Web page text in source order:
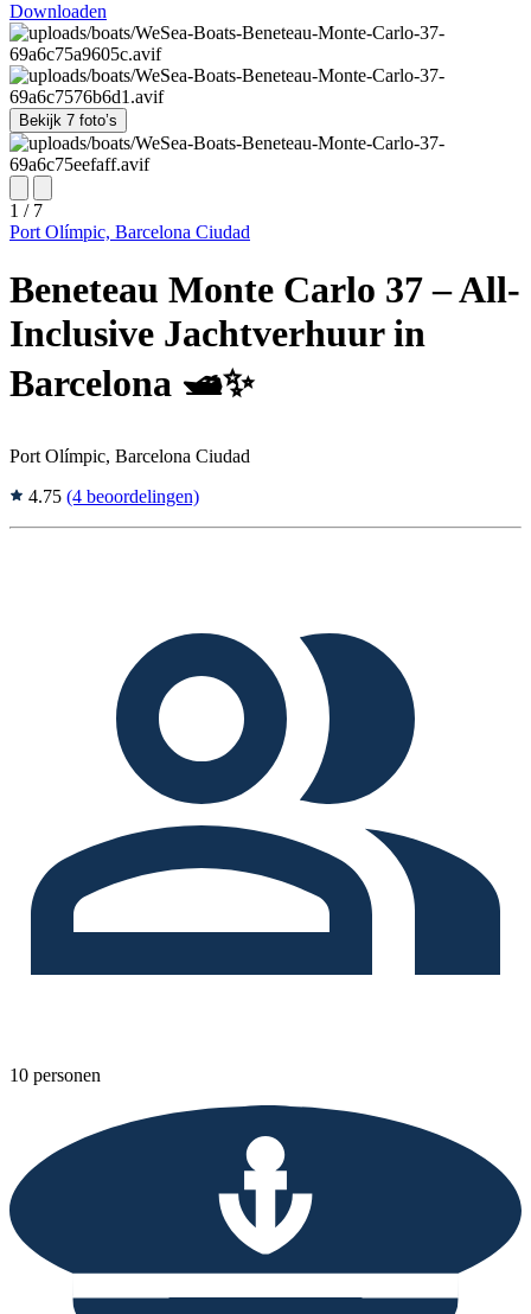
Downloaden
Bekijk 7 foto’s
1 / 7
Port Olímpic, Barcelona Ciudad
Beneteau Monte Carlo 37 – All-
Inclusive Jachtverhuur in
Barcelona 🛥️✨
Port Olímpic, Barcelona Ciudad
4.75 (4 beoordelingen)
10 personen